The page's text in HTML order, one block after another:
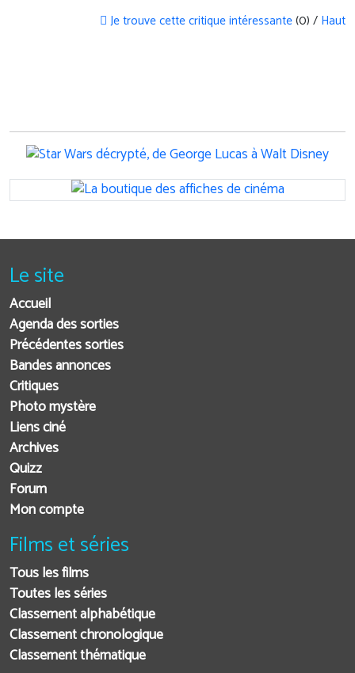
Je trouve cette critique intéressante(0) / Haut
Le site
Accueil
Agenda des sorties
Précédentes sorties
Bandes annonces
Critiques
Photo mystère
Liens ciné
Archives
Quizz
Forum
Mon compte
Films et séries
Tous les films
Toutes les séries
Classement alphabétique
Classement chronologique
Classement thématique